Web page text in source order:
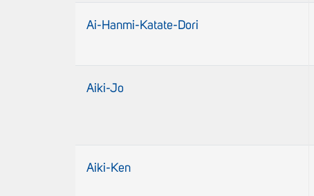
Ai-Hanmi-Katate-Dori
Aiki-Jo
Aiki-Ken